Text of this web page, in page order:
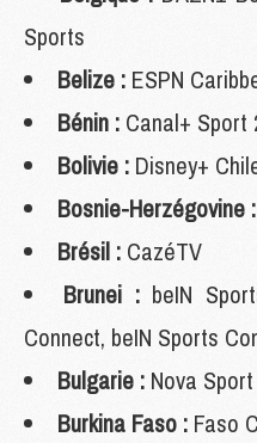
Sports
Belize : ESPN
Bénin : Canal+ Sport
Bolivie : Disney+
Bosnie-Herzégovine :
Brésil : CazéTV
Brunei : beIN
Connect, beIN Sports
Bulgarie : Nova
Burkina Faso : Faso